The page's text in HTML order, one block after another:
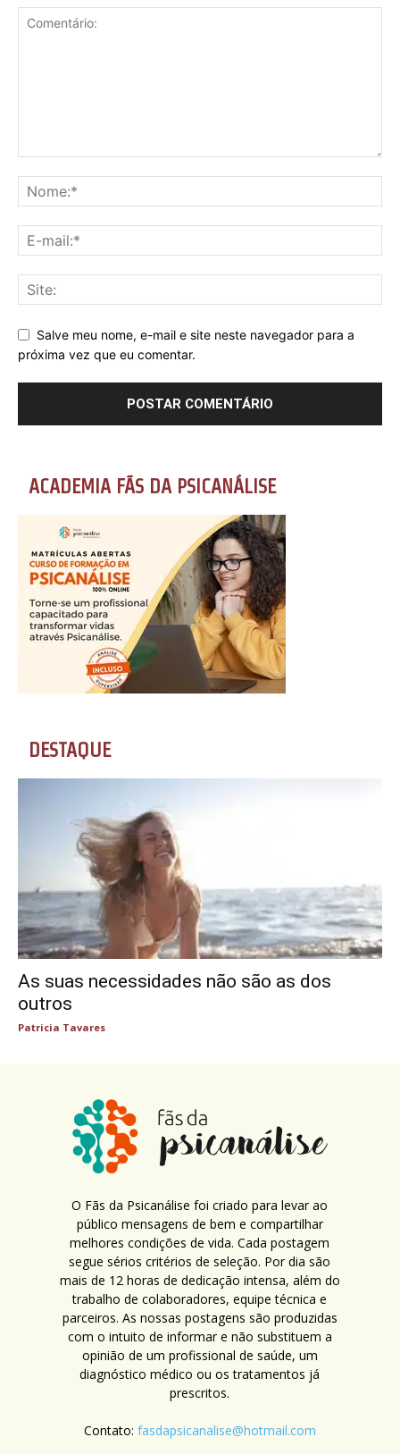
Salve meu nome, e-mail e site neste navegador para a
próxima vez que eu comentar.
ACADEMIA FÃS DA PSICANÁLISE
DESTAQUE
As suas necessidades não são as dos
outros
Patricia Tavares
O Fãs da Psicanálise foi criado para levar ao
público mensagens de bem e compartilhar
melhores condições de vida. Cada postagem
segue sérios critérios de seleção. Por dia são
mais de 12 horas de dedicação intensa, além do
trabalho de colaboradores, equipe técnica e
parceiros. As nossas postagens são produzidas
com o intuito de informar e não substituem a
opinião de um profissional de saúde, um
diagnóstico médico ou os tratamentos já
prescritos.
Contato: fasdapsicanalise@hotmail.com